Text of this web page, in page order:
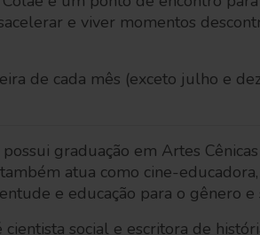
e viver momentos
de cada mês (exceto julho e
possui graduação em Artes
atua como cine-
e educação para o gênero e
cientista social e escritora de